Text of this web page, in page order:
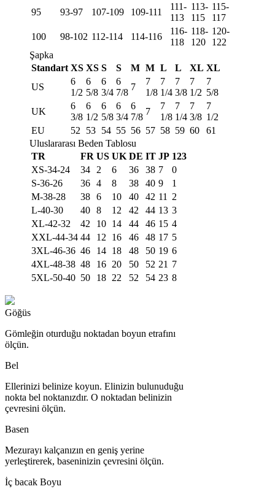
95
93-97 107-109 109-111
111-
113
113-
115
115-
117
100
98-102 112-114 114-116
116-
118
118-
120
120-
122
Şapka
Standart XS XS S S M M L L XL XL
US
6
1/2
6
5/8
6
3/4
6
7/8
7
7
1/8
7
1/4
7
3/8
7
1/2
7
5/8
UK
6
3/8
6
1/2
6
5/8
6
3/4
6
7/8
7
7
1/8
7
1/4
7
3/8
7
1/2
EU
52 53 54 55 56 57 58 59 60
61
Uluslararası Beden Tablosu
TR
FR US UK DE IT JP 123
XS-34-24
34 2 6 36 38 7
0
S-36-26
36 4 8 38 40 9
1
M-38-28
38 6 10 40 42 11
2
L-40-30
40 8 12 42 44 13 3
XL-42-32
42 10 14 44 46 15 4
XXL-44-34 44 12 16 46 48 17 5
3XL-46-36 46 14 18 48 50 19 6
4XL-48-38 48 16 20 50 52 21 7
5XL-50-40 50 18 22 52 54 23 8
Göğüs
Gömleğin oturduğu noktadan boyun etrafını
ölçün.
Bel
Ellerinizi belinize koyun. Elinizin bulunuduğu
nokta bel noktanızdır. O noktadan belinizin
çevresini ölçün.
Basen
Mezurayı kalçanızın en geniş yerine
yerleştirerek, baseninizin çevresini ölçün.
İç bacak Boyu